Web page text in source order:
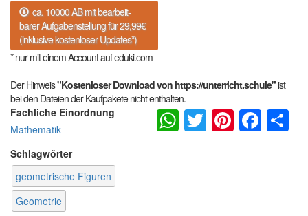
ca. 10000 AB mit bearbeit-
barer Aufgabenstellung für 29,99€
(inklusive kostenloser Updates*)
* nur mit einem Account auf eduki.com
Der Hinweis"Kostenloser Download von https://unterricht.schule"ist
bei den Dateien der Kaufpakete nicht enthalten.
Fachliche Einordnung
Mathematik
Schlagwörter
geometrische Figuren
Geometrie
WhatsApp
Twitter